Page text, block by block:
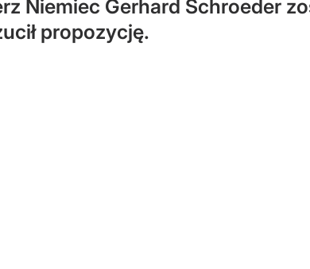
Niemiec Gerhard Schroeder
propozycję.